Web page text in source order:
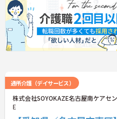
通所介護（デイサービス）
株式会社SOYOKAZE名古屋南ケアセ
E